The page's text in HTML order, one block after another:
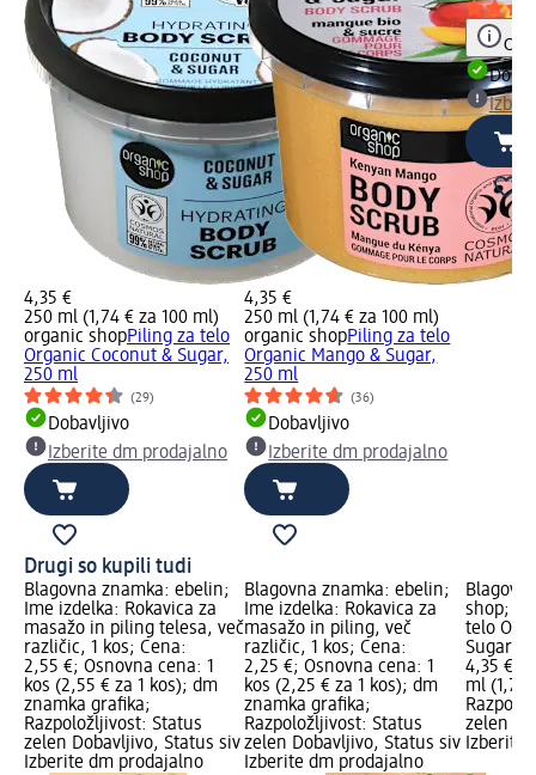
4,35 €
250 ml (1,74 € za 100 ml)
organic shopPiling za telo
Organic Coconut & Sugar,
250 ml
(29)
Dobavljivo
Izberite dm prodajalno
4,35 €
250 ml (1,74 € za 100 ml)
organic shopPiling za telo
Organic Mango & Sugar,
250 ml
(36)
Dobavljivo
Izberite dm prodajalno
Drugi so kupili tudi
Blagovna znamka: ebelin;
Ime izdelka: Rokavica za
masažo in piling telesa, več
različic, 1 kos; Cena:
2,55 €; Osnovna cena: 1
kos (2,55 € za 1 kos); dm
znamka grafika;
Razpoložljivost: Status
zelen Dobavljivo, Status siv
Izberite dm prodajalno
Blagovna znamka: ebelin;
Ime izdelka: Rokavica za
masažo in piling, več
različic, 1 kos; Cena:
2,25 €; Osnovna cena: 1
kos (2,25 € za 1 kos); dm
znamka grafika;
Razpoložljivost: Status
zelen Dobavljivo, Status siv
Izberite dm prodajalno
shop;
telo
Sugar,
4,35 €;
ml (1,74
zelen
Izberite